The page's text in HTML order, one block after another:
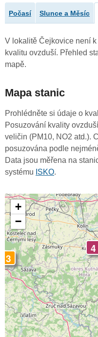
Počasí Slunce a Měsíc
V lokalitě Čejkovice není
kvalitu ovzduší. Přehled
mapě.
Mapa stanic
Prohlédněte si údaje o
Posuzování kvality
veličin (PM10, NO2 atd.).
posuzována podle
Data jsou měřena na
systému ISKO.
3
4
+
−